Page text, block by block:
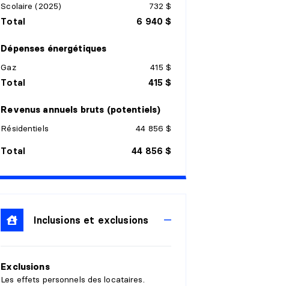
Scolaire (2025)
732 $
Total 6 940 $
Dépenses énergétiques
Gaz 415 $
Total 415 $
Revenus annuels bruts (potentiels)
Résidentiels 44 856 $
Total 44 856 $
Inclusions et exclusions
Exclusions
Les effets personnels des locataires.